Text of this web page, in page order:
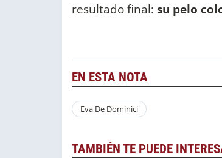
resultado final: su pelo
EN ESTA NOTA
Eva De Dominici
TAMBIÉN TE PUEDE